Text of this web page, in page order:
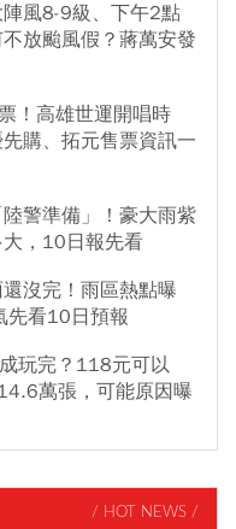
風8-9級、下午2點
放颱風假？蔣萬安發
！高雄世運開唱時
購、拓元售票資訊一
警準備」！豪大雨紫
，10日報先看
沒完！雨區熱點曝
看10日預報
玩完？118元可以
萬張，可能原因曝
/ HOT NEWS /